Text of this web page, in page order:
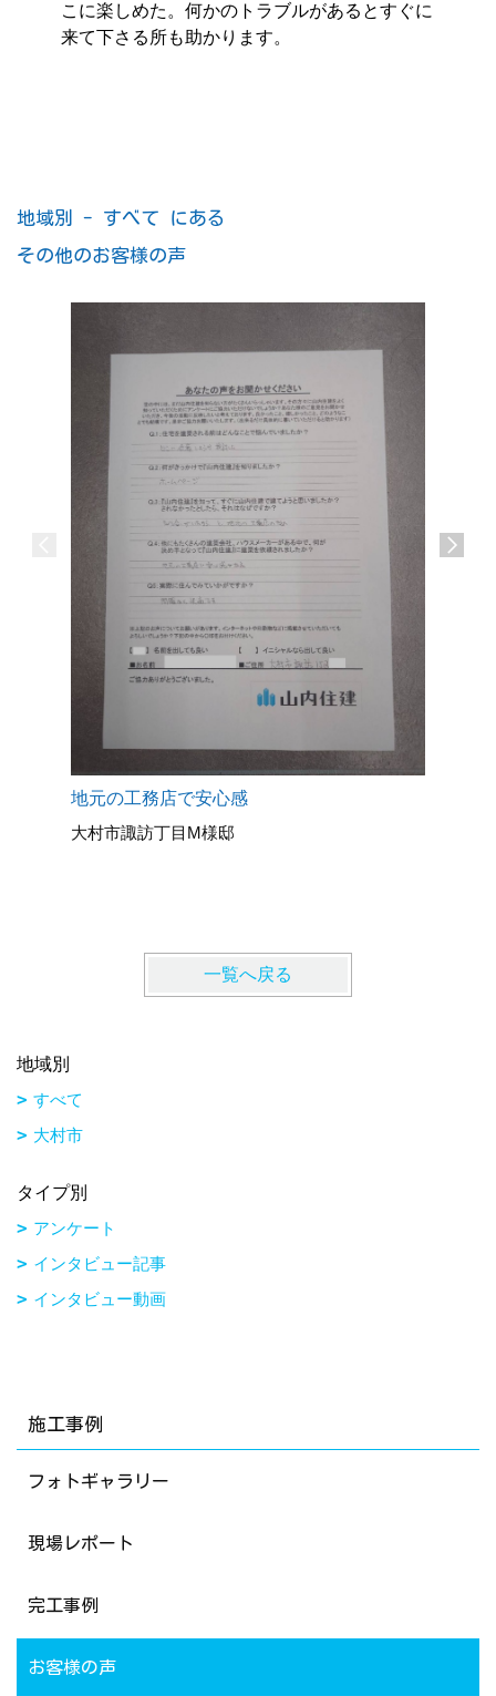
こに楽しめた。何かのトラブルがあるとすぐに
来て下さる所も助かります。
地域別 - すべて にある
その他のお客様の声
地元の工務店で安心感
大村市諏訪丁目M様邸
一覧へ戻る
地域別
すべて
大村市
タイプ別
アンケート
インタビュー記事
インタビュー動画
施工事例
フォトギャラリー
現場レポート
完工事例
お客様の声